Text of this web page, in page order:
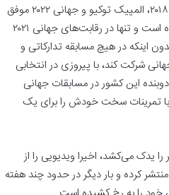
دیوید تیلور که در مسابقات جهانی ۲۰۱۸، المپیک توکیو و جهانی ۲۰۲۲ موفق
به پیروزی مقابل حسن یزدانی شده است و تنها در رقابت‌های جهانی ۲۰۲۱
اینکه در هیچ مسابقه تدارکاتی و
شرکت کند، با پیروزی در انتخابی
این کشور در مسابقات جهانی
با تمرینات سخت خودش را برای یک
یدک می‌کشد، اخیرا ویدیویی را از
کرده و بار دیگر در حدود چند هفته